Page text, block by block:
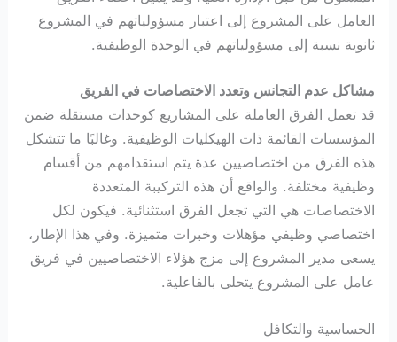
العامل على المشروع إلى اعتبار مسؤولياتهم في المشروع
ثانوية نسبة إلى مسؤولياتهم في الوحدة الوظيفية.
مشاكل عدم التجانس وتعدد الاختصاصات في الفريق
قد تعمل الفرق العاملة على المشاريع كوحدات مستقلة ضمن
المؤسسات القائمة ذات الهيكليات الوظيفية. وغالبًا ما تتشكل
هذه الفرق من اختصاصيين عدة يتم استقدامهم من أقسام
وظيفية مختلفة. والواقع أن هذه التركيبة المتعددة
الاختصاصات هي التي تجعل الفرق استثنائية. فيكون لكل
اختصاصي وظيفي مؤهلات وخبرات متميزة. وفي هذا الإطار،
يسعى مدير المشروع إلى مزج هؤلاء الاختصاصيين في فريق
عامل على المشروع يتحلى بالفاعلية.
الحساسية والتكافل